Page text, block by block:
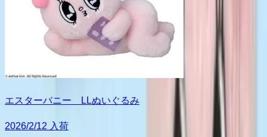
エスターバニー LLぬいぐるみ
2026/2/12 入荷